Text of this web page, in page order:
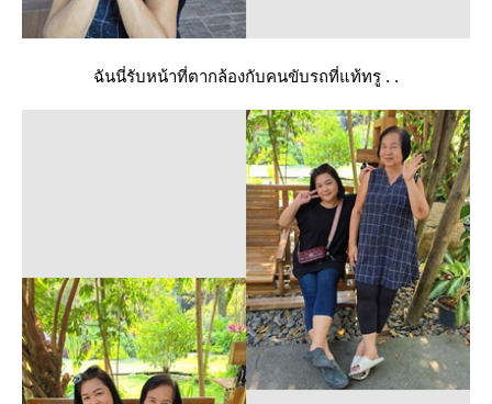
ฉันนี่รับหน้าที่ตากล้องกับคนขับรถที่แท้ทรู . .